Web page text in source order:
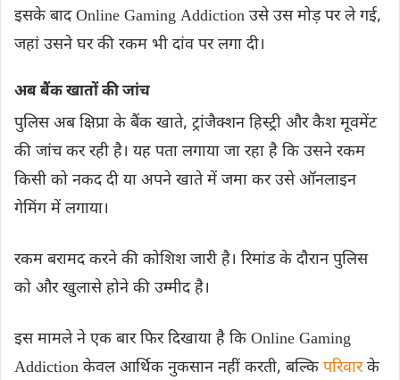
इसके बाद Online Gaming Addiction उसे उस मोड़ पर ले गई,
जहां उसने घर की रकम भी दांव पर लगा दी।
अब बैंक खातों की जांच
पुलिस अब क्षिप्रा के बैंक खाते, ट्रांजैक्शन हिस्ट्री और कैश मूवमेंट
की जांच कर रही है। यह पता लगाया जा रहा है कि उसने रकम
किसी को नकद दी या अपने खाते में जमा कर उसे ऑनलाइन
गेमिंग में लगाया।
रकम बरामद करने की कोशिश जारी है। रिमांड के दौरान पुलिस
को और खुलासे होने की उम्मीद है।
इस मामले ने एक बार फिर दिखाया है कि Online Gaming
Addiction केवल आर्थिक नुकसान नहीं करती, बल्कि परिवारके